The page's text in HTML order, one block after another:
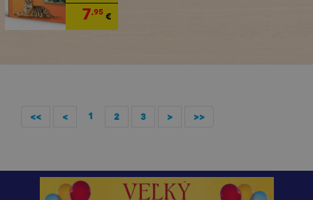
7,95€
<< < 1 2 3 > >>